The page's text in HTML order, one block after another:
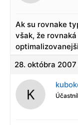
Ak su rovnake
však, že
28. októbra 2007